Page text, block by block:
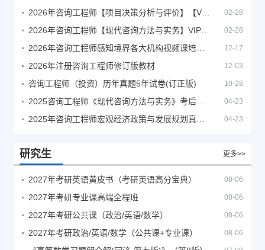
02-28
02-28
12-17
2026年注册咨询工程师修订版教材 12-03
咨询工程师（投资）历年真题5年试卷(订正版) 10-28
04-23
04-23
研究生 更多>>
2027年考研英语黄皮书（考研英语高分宝典） 08-06
2027年考研专业课高端全程班 08-06
2027年考研公共课（政治/英语/数学） 08-06
2027年考研政治/英语/数学（公共课+专业课） 08-06